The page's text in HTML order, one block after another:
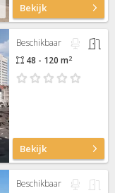
Bekijk
Beschikbaar
48 - 120 m2
Bekijk
Beschikbaar